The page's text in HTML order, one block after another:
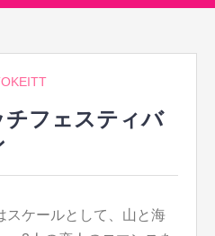
フェスティバ
スケールとして、山と海